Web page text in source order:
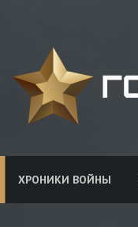
ХРОНИКИ ВОЙНЫ